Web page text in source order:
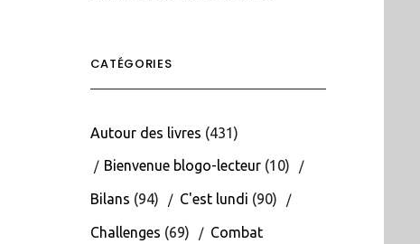
CATÉGORIES
Autour des livres (431)
Bienvenue blogo-lecteur(10)
Bilans (94) C'est lundi (90)
Challenges (69) Combat